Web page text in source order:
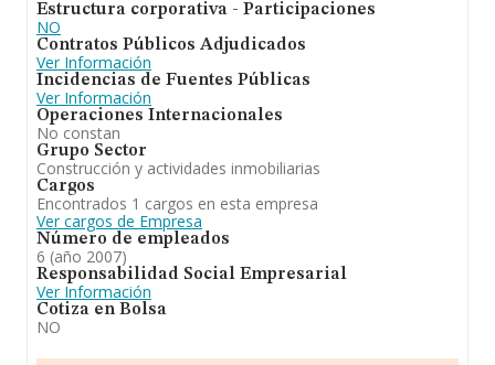
Estructura corporativa - Participaciones
NO
Contratos Públicos Adjudicados
Ver Información
Incidencias de Fuentes Públicas
Ver Información
Operaciones Internacionales
No constan
Grupo Sector
Construcción y actividades inmobiliarias
Cargos
Encontrados 1 cargos en esta empresa
Ver cargos de Empresa
Número de empleados
6 (año 2007)
Responsabilidad Social Empresarial
Ver Información
Cotiza en Bolsa
NO